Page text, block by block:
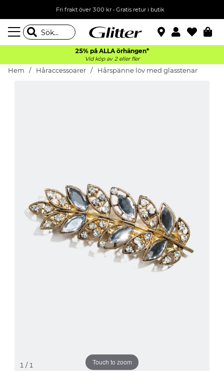
Fri frakt över 300 kr• Gratis retur i butik
25% på ALLA örhängen*
Vid köp av 2 eller fler
Hem Håraccessoarer Hårspänne löv med glasstenar
Touch to zoom
1 / 1